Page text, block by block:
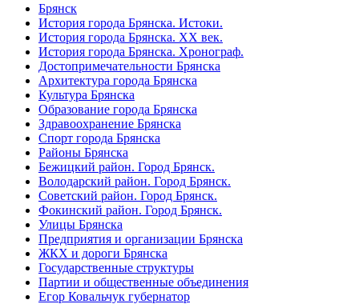
Брянск
История города Брянска. Истоки.
История города Брянска. XX век.
История города Брянска. Хронограф.
Достопримечательности Брянска
Архитектура города Брянска
Культура Брянска
Образование города Брянска
Здравоохранение Брянска
Спорт города Брянска
Районы Брянска
Бежицкий район. Город Брянск.
Володарский район. Город Брянск.
Советский район. Город Брянск.
Фокинский район. Город Брянск.
Улицы Брянска
Предприятия и организации Брянска
ЖКХ и дороги Брянска
Государственные структуры
Партии и общественные объединения
Егор Ковальчук губернатор